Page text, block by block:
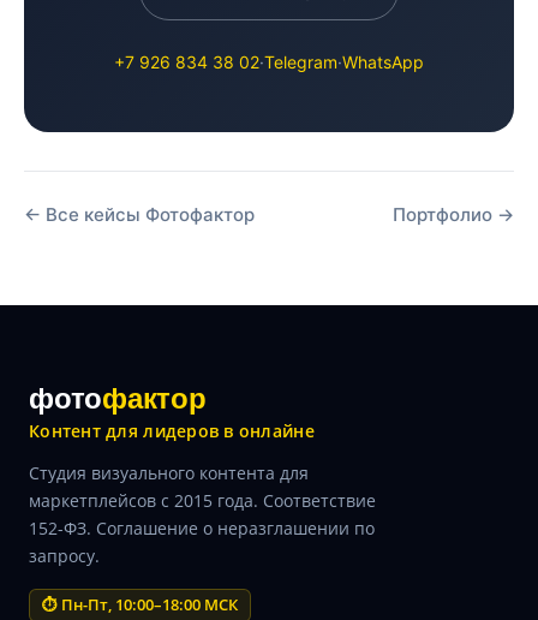
+7 926 834 38 02·Telegram·WhatsApp
← Все кейсы Фотофактор Портфолио →
фотофактор
Контент для лидеров в онлайне
Студия визуального контента для
маркетплейсов с 2015 года. Соответствие
152-ФЗ. Соглашение о неразглашении по
запросу.
⏱ Пн-Пт, 10:00–18:00 МСК